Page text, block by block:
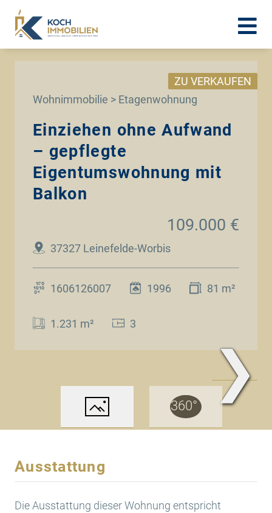
Wohnimmobilie > Etagenwohnung
ZU VERKAUFEN
Einziehen ohne Aufwand
– gepflegte
Eigentumswohnung mit
Balkon
37327 Leinefelde-Worbis
109.000 €
1606126007 1996 81 m²
1.231 m² 3
❯
Ausstattung
Die Ausstattung dieser Wohnung entspricht